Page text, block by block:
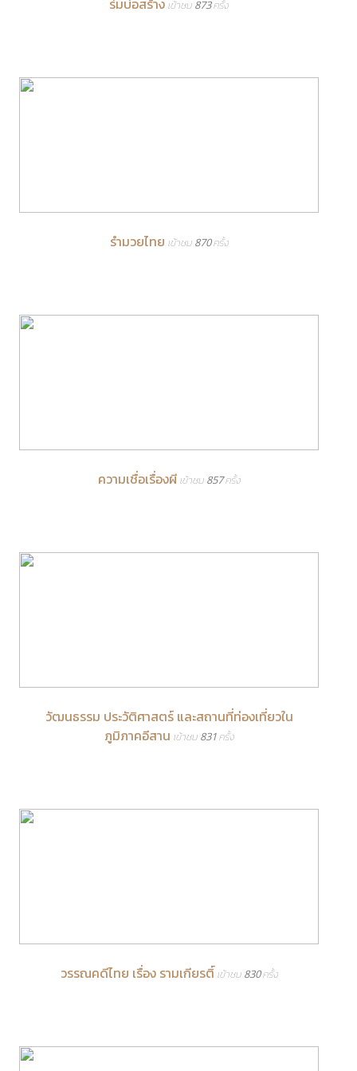
ร่มบ่อสร้าง เข้าชม 873 ครั้ง
รำมวยไทย เข้าชม 870 ครั้ง
ความเชื่อเรื่องผี เข้าชม 857 ครั้ง
วัฒนธรรม ประวัติศาสตร์ และสถานที่ท่องเที่ยวใน
ภูมิภาคอีสาน เข้าชม 831 ครั้ง
วรรณคดีไทย เรื่อง รามเกียรติ์เข้าชม 830 ครั้ง